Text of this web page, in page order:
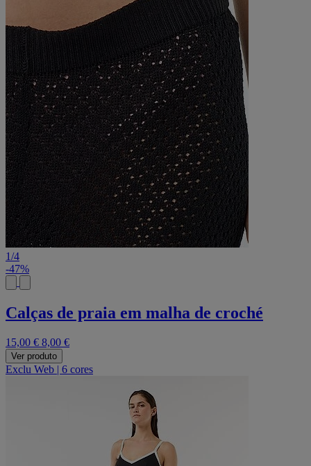
1/4
-47%
Calças de praia em malha de croché
15,00 € 8,00 €
Ver produto
Exclu Web | 6 cores